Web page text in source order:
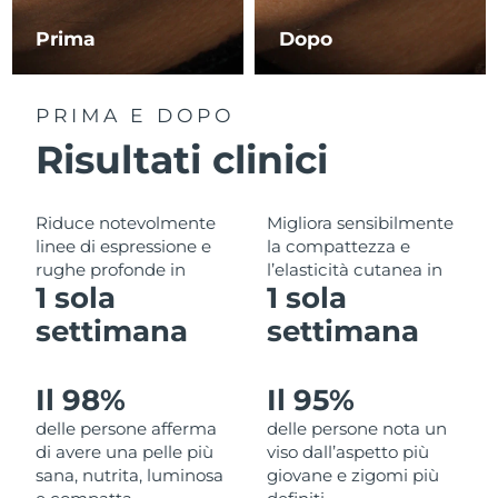
Prima Dopo
PRIMA E DOPO
Risultati clinici
Riduce notevolmente
linee di espressione e
rughe profonde in
1 sola
settimana
Migliora sensibilmente
la compattezza e
l’elasticità cutanea in
1 sola
settimana
Il 98%
delle persone afferma
di avere una pelle più
sana, nutrita, luminosa
Il 95%
delle persone nota un
viso dall’aspetto più
giovane e zigomi più
Consegna stimata
Polonia Consegna stimata8/10/26
Portogallo
Portorico Consegna stimata
Qatar Consegna stimata8/10/26
Riunione Consegna stimata
Romania Consegna stimata8/9/26
Russia Consegna stimata
Arabia Saudita Consegna stimata8/10/26
Singapore Consegna stimata